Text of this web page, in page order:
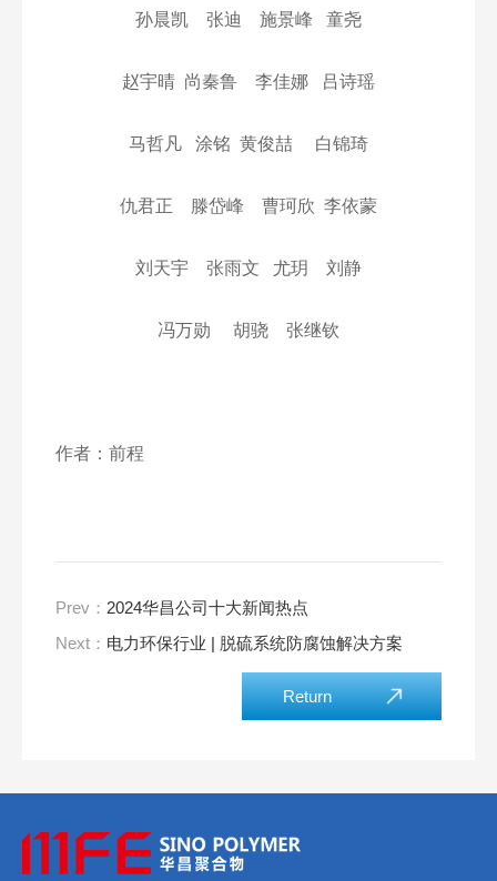
孙晨凯 张迪 施景峰 童尧
赵宇晴 尚秦鲁 李佳娜 吕诗瑶
马哲凡 涂铭 黄俊喆 白锦琦
仇君正 滕岱峰 曹珂欣 李依蒙
刘天宇 张雨文 尤玥 刘静
冯万勋 胡骁 张继钦
作者：前程
Prev： 2024华昌公司十大新闻热点
Next： 电力环保行业 | 脱硫系统防腐蚀解决方案
Return